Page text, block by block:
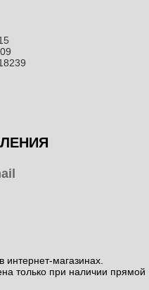
магазинах.
только при наличии прямой